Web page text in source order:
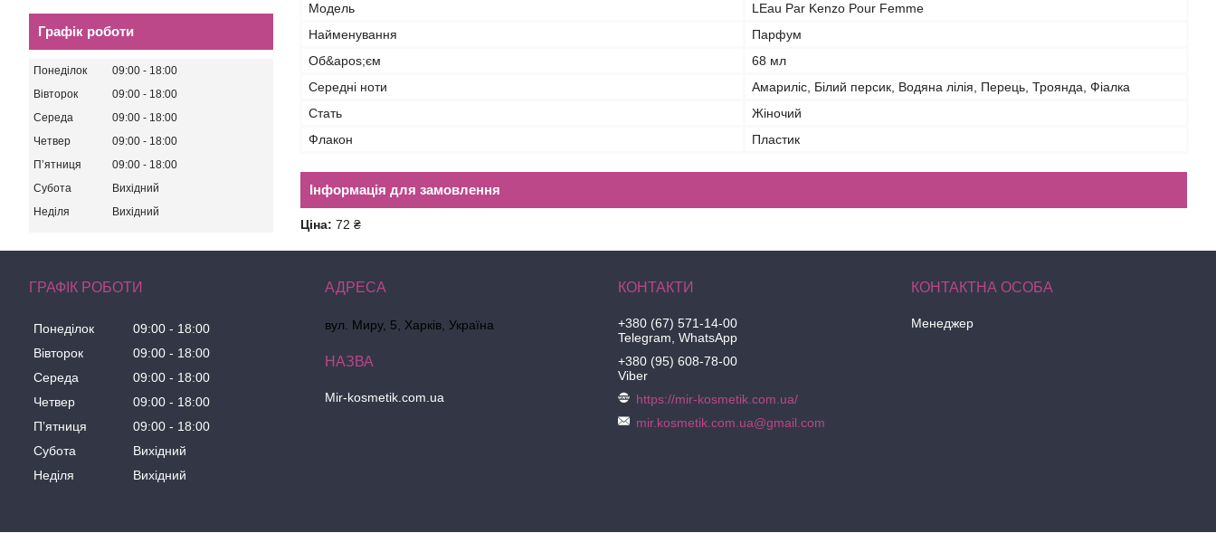
Мoдель
LEau Par Kenzo Pour Femme
Найменування
Парфум
Об&apos;єм
68 мл
Середні ноти
Амариліс, Білий персик, Водяна лілія, Перець, Троянда, Фіалка
Стать
Жіночий
Флакон
Пластик
Інформація для замовлення
Ціна: 72 ₴
Графік роботи
Понеділок 09:00
18:00
Вівторок
09:00
18:00
Середа
09:00
18:00
Четвер
09:00
18:00
Пʼятниця
09:00
18:00
Субота
Вихідний
Неділя
Вихідний
ГРАФІК РОБОТИ
Понеділок 09:00
18:00
Вівторок
09:00
18:00
Середа
09:00
18:00
Четвер
09:00
18:00
Пʼятниця
09:00
18:00
Субота
Вихідний
Неділя
Вихідний
вул. Миру, 5, Харків, Україна
Mir-kosmetik.com.ua
+380 (67) 571-14-00
Telegram, WhatsApp
+380 (95) 608-78-00
Viber
https://mir-kosmetik.com.ua/
mir.kosmetik.com.ua@gmail.com
Менеджер